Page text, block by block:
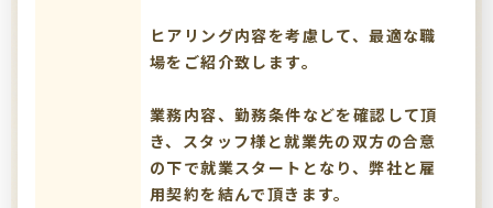
ヒアリング内容を考慮して、最適な職
場をご紹介致します。
業務内容、勤務条件などを確認して頂
き、スタッフ様と就業先の双方の合意
の下で就業スタートとなり、弊社と雇
用契約を結んで頂きます。